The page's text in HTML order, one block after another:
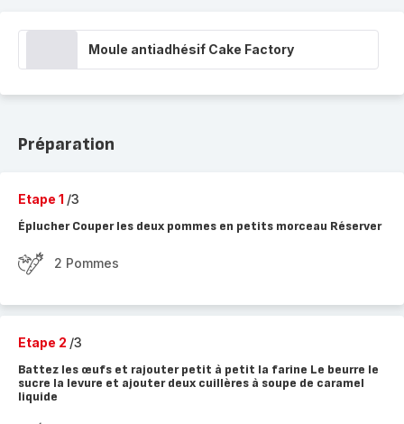
Moule antiadhésif Cake Factory
Préparation
Etape 1 /3
Éplucher Couper les deux pommes en petits morceau Réserver
2 Pommes
Etape 2 /3
Battez les œufs et rajouter petit à petit la farine Le beurre le
sucre la levure et ajouter deux cuillères à soupe de caramel
liquide